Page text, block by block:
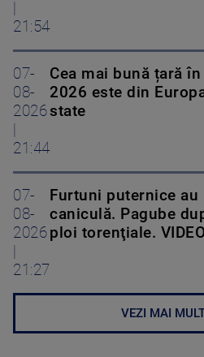
07-
08-
2026
|
Cea mai bună țară
2026 este din
state
07-
08-
2026
|
Furtuni puternice au
caniculă. Pagube
ploi torenţiale.
VEZI MAI